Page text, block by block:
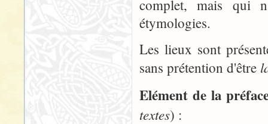
complet, mais qui
étymologies.
Les lieux sont
sans prétention d'être
Elément de la
textes) :